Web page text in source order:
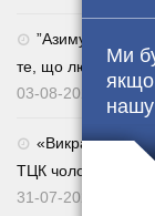
Ми
нашу
⁨”Азимут”,
те, що люди все
03-08-2026
«Викрадатиму
ТЦК чоловік
31-07-2026